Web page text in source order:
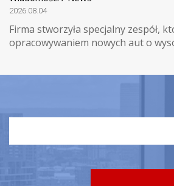
2026.08.04
Firma stworzyła specjalny zespół,
opracowywaniem nowych aut o